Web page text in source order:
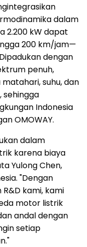
dalam
2.200 kW dapat
200 km/jam—
dengan
penuh,
suhu, dan
sehingga
Indonesia
OMOWAY.
dalam
karena biaya
Yulong Chen,
"Dengan
kami, kami
motor listrik
andal dengan
setiap